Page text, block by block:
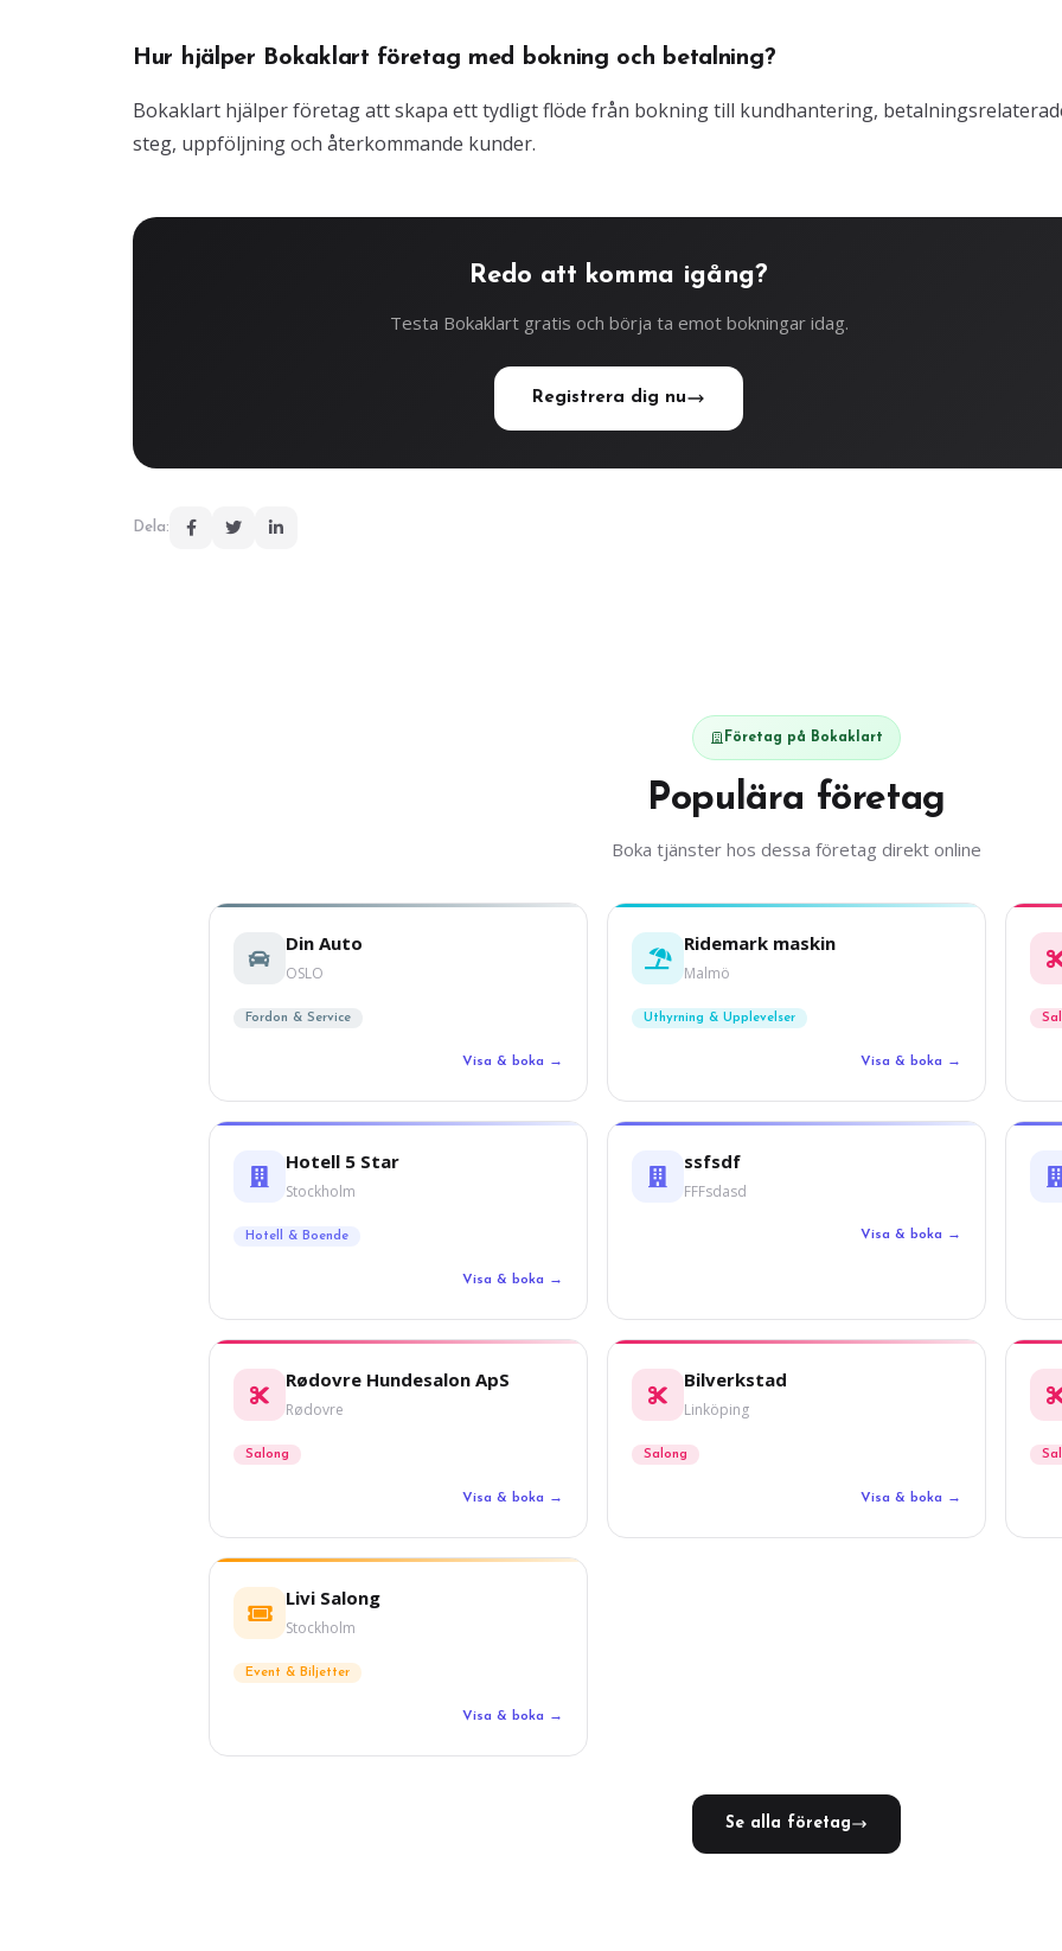
Hur hjälper Bokaklart företag med bokning och betalning?
Bokaklart hjälper företag att skapa ett tydligt flöde från bokning till kundhantering,
steg, uppföljning och återkommande kunder.
Redo att komma igång?
Testa Bokaklart gratis och börja ta emot bokningar idag.
Registrera dig nu
Dela:
Företag på Bokaklart
Populära företag
Boka tjänster hos dessa företag direkt online
Din Auto
OSLO
Fordon & Service
Visa & boka →
Ridemark maskin
Malmö
Uthyrning & Upplevelser
Visa & boka →
Hotell 5 Star
Stockholm
Hotell & Boende
Visa & boka →
ssfsdf
FFFsdasd
Visa & boka →
Rødovre Hundesalon ApS
Rødovre
Salong
Visa & boka →
Bilverkstad
Linköping
Salong
Visa & boka →
Livi Salong
Stockholm
Event & Biljetter
Visa & boka →
Se alla företag